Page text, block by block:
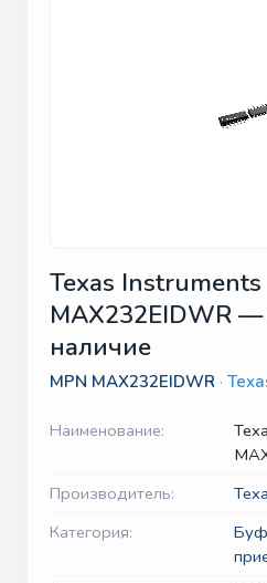
Texas Instruments
MAX232EIDWR —
наличие
MPN MAX232EIDWR ·
Наименование:
Производитель:
Категория: